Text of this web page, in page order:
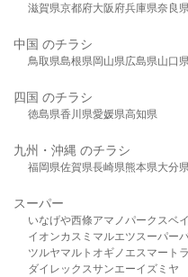
滋賀県京都府大阪府兵庫県奈良
中国 のチラシ
鳥取県島根県岡山県広島県山口
四国 のチラシ
徳島県香川県愛媛県高知県
九州・沖縄 のチラシ
福岡県佐賀県長崎県熊本県大分
スーパー
いなげや西條アマノパークスベ
イオンカスミ マルエツスーパー
ツルヤマルト オギノ エスマート
ダイレックスサンエーイズミヤ